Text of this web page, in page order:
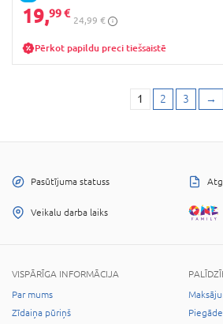
19,99 €
24,99 €
Pērkot papildu preci tiešsaistē
1 2 3 →
Pasūtījuma statuss
Veikalu darba laiks
VISPĀRĪGA INFORMĀCIJA
Par mums
Zīdaiņa pūriņš